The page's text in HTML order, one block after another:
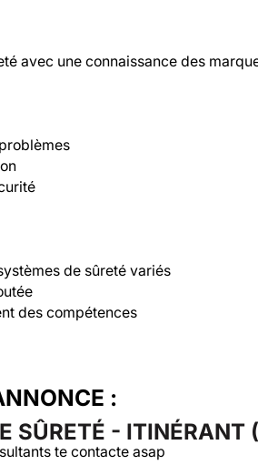
avec une connaissance des
de sûreté variés
des compétences
:
SÛRETÉ - ITINÉRANT
te contacte asap